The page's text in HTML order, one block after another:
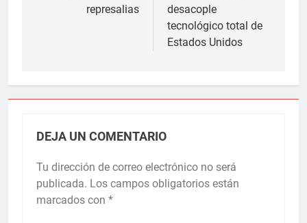
entradas
represalias
desacople
tecnológico total de
Estados Unidos
DEJA UN COMENTARIO
Tu dirección de correo electrónico no será
publicada. Los campos obligatorios están
marcados con *